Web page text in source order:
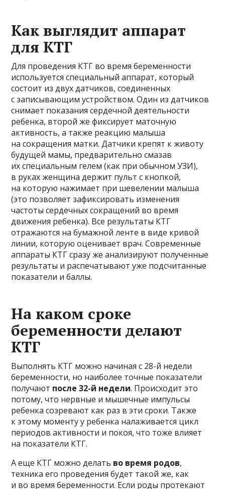
Как выглядит аппарат
для КТГ
Для проведения КТГ во время беременности
используется специальный аппарат, который
состоит из двух датчиков, соединенных
с записывающим устройством. Один из датчиков
снимает показания сердечной деятельности
ребенка, второй же фиксирует маточную
активность, а также реакцию малыша
на сокращения матки. Датчики крепят к животу
будущей мамы, предварительно смазав
их специальным гелем (как при обычном УЗИ),
в руках женщина держит пульт с кнопкой,
на которую нажимает при шевелении малыша
(это позволяет зафиксировать изменения
частоты сердечных сокращений во время
движения ребенка). Все результаты КТГ
отражаются на бумажной ленте в виде кривой
линии, которую оценивает врач. Современные
аппараты КТГ сразу же анализируют полученные
результаты и распечатывают уже подсчитанные
показатели и баллы.
На каком сроке
беременности делают
КТГ
Выполнять КТГ можно начиная с 28-й недели
беременности, но наиболее точные показатели
получают после 32-й недели. Происходит это
потому, что нервные и мышечные импульсы
ребенка созревают как раз в эти сроки. Также
к этому моменту у ребенка налаживается цикл
периодов активности и покоя, что тоже влияет
на показатели КТГ.
А еще КТГ можно делать во время родов,
техника его проведения будет такой же, как
и во время беременности. Если роды протекают